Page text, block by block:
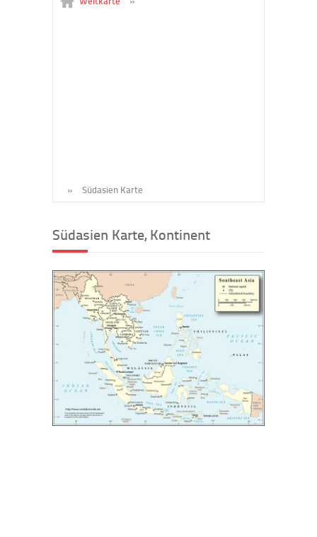
» Südasien Karte
Südasien Karte, Kontinent